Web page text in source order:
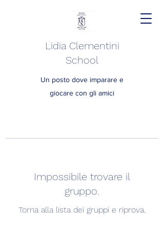
Lidia Clementini
School
Un posto dove imparare e
giocare con gli amici
Impossibile trovare il
gruppo.
Torna alla lista dei gruppi e riprova.